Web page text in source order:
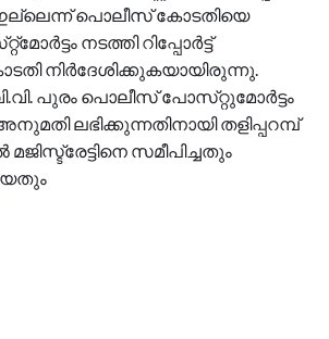
ഇല്ലെന്ന് പൊലീസ് കോടതിയെ
നടത്തി റിപ്പോർട്ട്
നിർദേശിക്കുകയായിരുന്നു.
പുരം പൊലീസ് പോസ്‌റ്റുമോർട്ടം
ലഭിക്കുന്നതിനായി തളിപ്പറമ്പ്
സമീപിച്ചതും